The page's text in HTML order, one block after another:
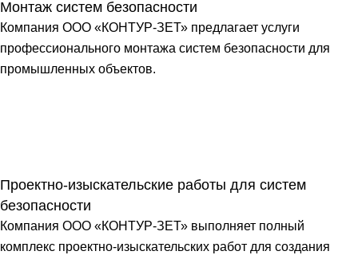
Монтаж систем безопасности
Компания ООО «КОНТУР-ЗЕТ» предлагает услуги
профессионального монтажа систем безопасности для
промышленных объектов.
Проектно-изыскательские работы для систем
безопасности
Компания ООО «КОНТУР-ЗЕТ» выполняет полный
комплекс проектно-изыскательских работ для создания